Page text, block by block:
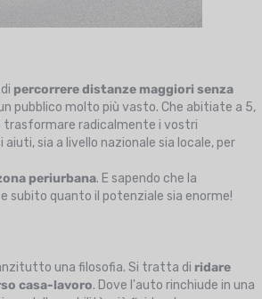
percorrere distanze maggiori senza
pubblico molto più vasto. Che abitiate a 5,
trasformare radicalmente i vostri
sia a livello nazionale sia locale, per
periurbana. E sapendo che la
subito quanto il potenziale sia enorme!
una filosofia. Si tratta di ridare
casa-lavoro. Dove l'auto rinchiude in una